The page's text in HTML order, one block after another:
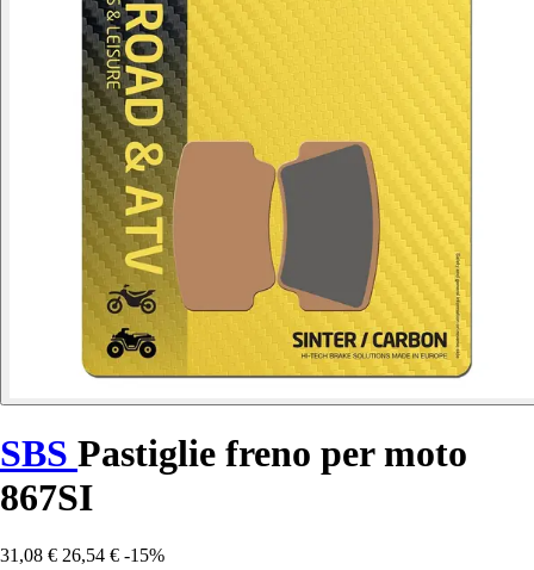
SBS Pastiglie freno per moto
867SI
31,08 € 26,54 € -15%